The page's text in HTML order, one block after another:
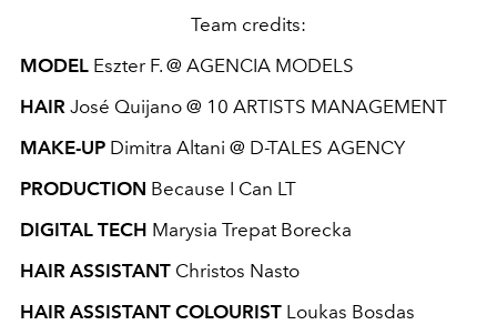
Team credits:
MODEL Eszter F. @ AGENCIA MODELS
HAIR José Quijano @ 10 ARTISTS MANAGEMENT
MAKE-UP Dimitra Altani @ D-TALES AGENCY
PRODUCTION Because I Can LT
DIGITAL TECH Marysia Trepat Borecka
HAIR ASSISTANT Christos Nasto
HAIR ASSISTANT COLOURIST Loukas Bosdas